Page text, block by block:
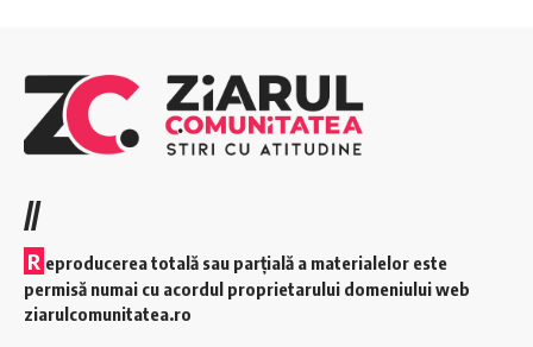
//
R eproducerea totală sau parțială a materialelor este
permisă numai cu acordul proprietarului domeniului web
ziarulcomunitatea.ro